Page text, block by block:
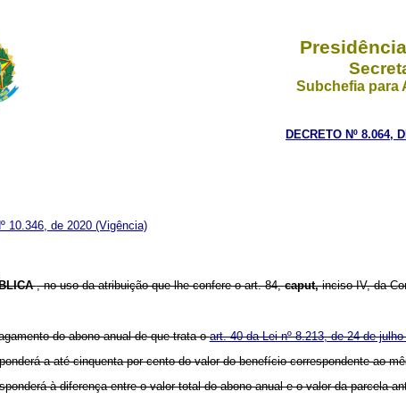
Subchefia para
DECRETO Nº 8.064,
10.346, de 2020 (Vigência)
, no uso da atribuição que lhe confere o art. 84,caput,inciso IV, da
do abono anual de que trata oart. 40 da Lei nº 8.213, de 24 de
a até cinquenta por cento do valor do benefício correspondente ao
à diferença entre o valor total do abono anual e o valor da parcela